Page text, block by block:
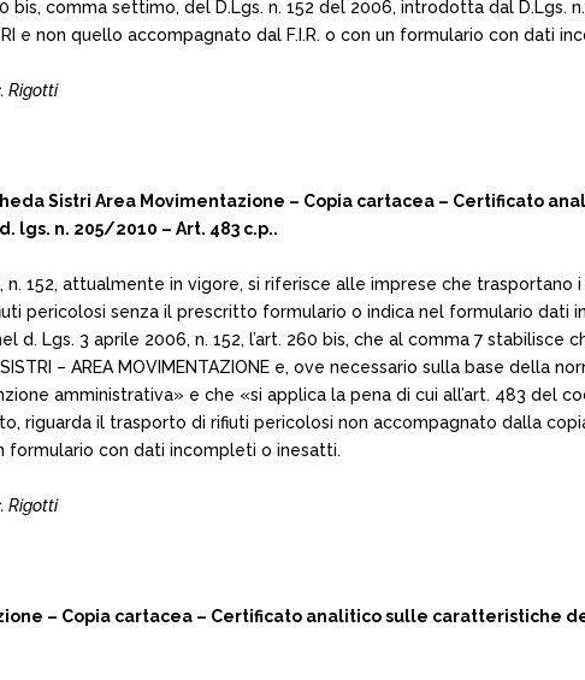
comma settimo, del D.Lgs. n. 152 del 2006, introdotta dal D.Lgs.
e non quello accompagnato dal F.I.R. o con un formulario con dati
Rigotti
Sistri Area Movimentazione – Copia cartacea – Certificato
lgs. n. 205/2010 – Art. 483 c.p..
n. 152, attualmente in vigore, si riferisce alle imprese che
pericolosi senza il prescritto formulario o indica nel formulario dati
d. Lgs. 3 aprile 2006, n. 152, l’art. 260 bis, che al comma 7
– AREA MOVIMENTAZIONE e, ove necessario sulla base della
amministrativa» e che «si applica la pena di cui all’art. 483 del
riguarda il trasporto di rifiuti pericolosi non accompagnato dalla
formulario con dati incompleti o inesatti.
Rigotti
– Copia cartacea – Certificato analitico sulle caratteristiche